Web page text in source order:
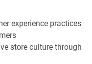
experience practices
store culture through